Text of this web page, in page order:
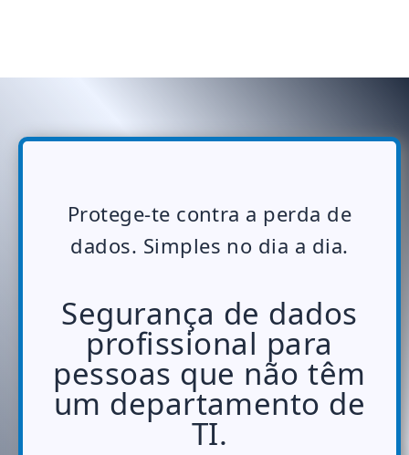
Protege-te contra a perda de
dados. Simples no dia a dia.
Segurança de dados
profissional para
pessoas que não têm
um departamento de
TI.